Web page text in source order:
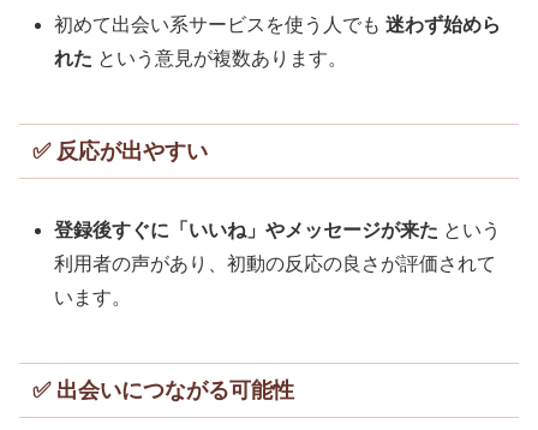
初めて出会い系サービスを使う人でも迷わず始めら
れた という意見が複数あります。
✅ 反応が出やすい
登録後すぐに「いいね」やメッセージが来た という
利用者の声があり、初動の反応の良さが評価されて
います。
✅ 出会いにつながる可能性